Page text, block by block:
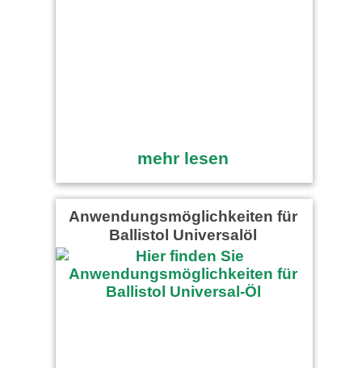
mehr lesen
Anwendungsmöglichkeiten für
Ballistol Universalöl